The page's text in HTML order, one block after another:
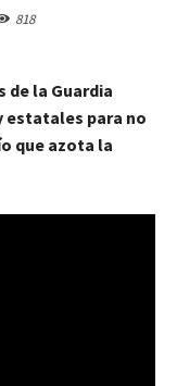
818
la Guardia
estatales para no
que azota la